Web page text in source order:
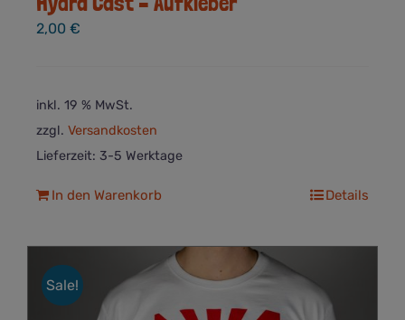
2,00 €
inkl. 19 % MwSt.
zzgl. Versandkosten
Lieferzeit: 3-5 Werktage
In den Warenkorb Details
Sale!